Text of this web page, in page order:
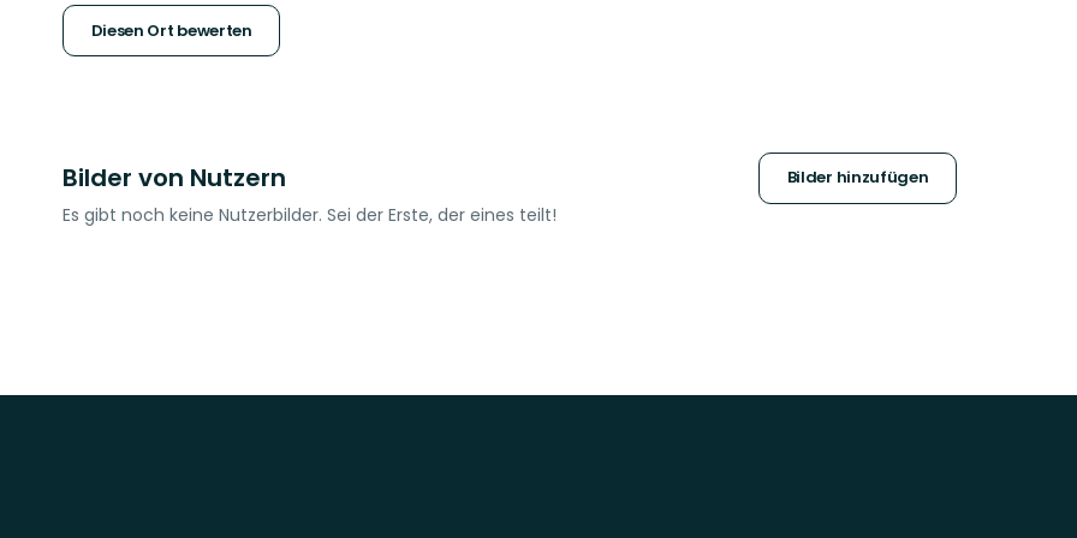
Sternen
Diesen Ort bewerten
Bilder von Nutzern Bilder hinzufügen
Es gibt noch keine Nutzerbilder. Sei der Erste, der eines teilt!